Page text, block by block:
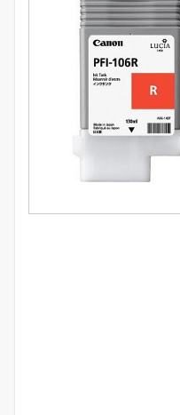
ПРОФИЛАКТИКА И
РАЗОВЫЕ